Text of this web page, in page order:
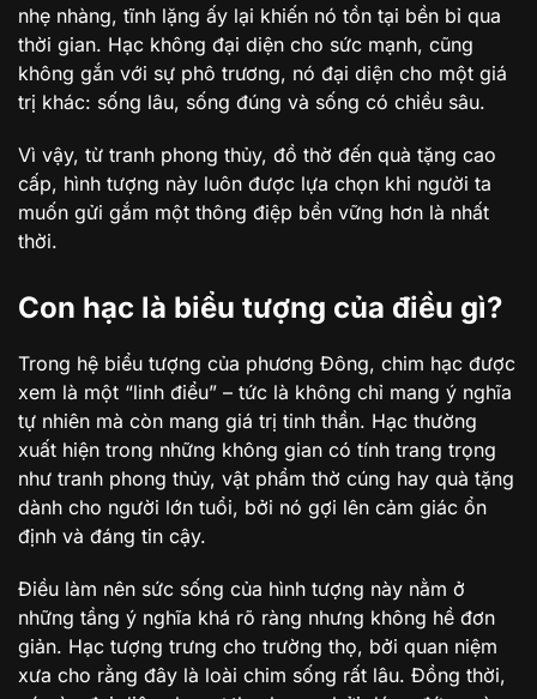
nhẹ nhàng, tĩnh lặng ấy lại khiến nó tồn tại bền bỉ qua
thời gian. Hạc không đại diện cho sức mạnh, cũng
không gắn với sự phô trương, nó đại diện cho một giá
trị khác: sống lâu, sống đúng và sống có chiều sâu.
Vì vậy, từ tranh phong thủy, đồ thờ đến quà tặng cao
cấp, hình tượng này luôn được lựa chọn khi người ta
muốn gửi gắm một thông điệp bền vững hơn là nhất
thời.
Con hạc là biểu tượng của điều gì?
Trong hệ biểu tượng của phương Đông, chim hạc được
xem là một “linh điểu” – tức là không chỉ mang ý nghĩa
tự nhiên mà còn mang giá trị tinh thần. Hạc thường
xuất hiện trong những không gian có tính trang trọng
như tranh phong thủy, vật phẩm thờ cúng hay quà tặng
dành cho người lớn tuổi, bởi nó gợi lên cảm giác ổn
định và đáng tin cậy.
Điều làm nên sức sống của hình tượng này nằm ở
những tầng ý nghĩa khá rõ ràng nhưng không hề đơn
giản. Hạc tượng trưng cho trường thọ, bởi quan niệm
xưa cho rằng đây là loài chim sống rất lâu. Đồng thời,